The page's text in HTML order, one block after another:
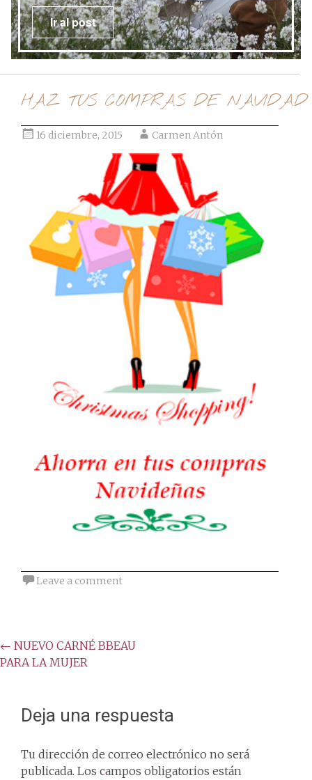
Ir al post
HAZ TUS COMPRAS DE
16 diciembre, 2015 Carmen Antón
Leave a comment
Post
navigation
← NUEVO CARNÉ BBEAU
PARA LA MUJER
Deja una respuesta
Tu dirección de correo electrónico no será
publicada. Los campos obligatorios están